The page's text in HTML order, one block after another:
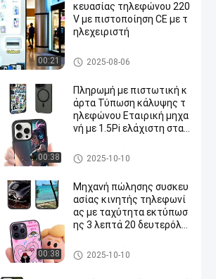
00:21
κευασίας τηλεφώνου 220
V με πιστοποίηση CE με τ
ηλεχειριστή
Μηχανή εκτύπωσης συσκευ
ασίας τηλεφώνου
2025-08-06
00:38
Πληρωμή με πιστωτική κ
άρτα Τύπωση κάλυψης τ
ηλεφώνου Εταιρική μηχα
νή με 1.5Pi ελάχιστη σταγ
ανάλυσης εκτύπωση
Μηχανή εκτύπωσης συσκευ
ασίας τηλεφώνου
2025-10-10
00:38
Μηχανή πώλησης συσκευ
ασίας κινητής τηλεφωνί
ας με ταχύτητα εκτύπωσ
ης 3 λεπτά 20 δευτερόλε
ρήστη σχεδιασμό
Μηχανή εκτύπωσης συσκευ
ασίας τηλεφώνου
2025-10-10